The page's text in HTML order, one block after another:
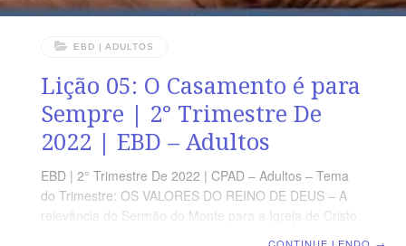
EBD | ADULTOS
Lição 05: O Casamento é para
Sempre | 2° Trimestre De
2022 | EBD – Adultos
EBD | 2° Trimestre De 2022 | CPAD – Adultos – Tema
do Trimestre: OS VALORES DO REINO DE DEUS – A
relevância do Sermão do Monte para a Igreja de Cristo